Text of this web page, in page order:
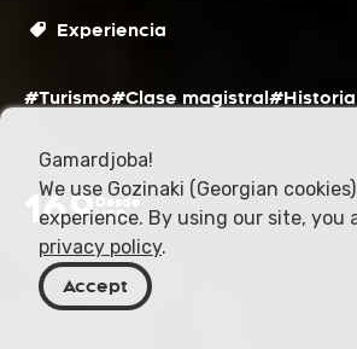
Experiencia
#Turismo#Clase magistral#Historia
169Desde
USD
Gamardjoba!
We use Gozinaki (Georgian
experience. By using our site, you
privacy policy.
Accept